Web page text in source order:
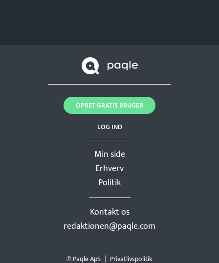
Min side
Erhverv
Politik
Kontakt os
redaktionen@paqle.com
LOG IND
OPRET GRATIS BRUGER
© Paqle ApS Privatlivspolitik